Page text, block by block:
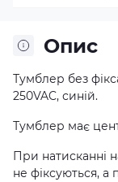
Опис
Тумблер без
250VAC, синій.
Тумблер має
При натисканні
не фіксуються, а